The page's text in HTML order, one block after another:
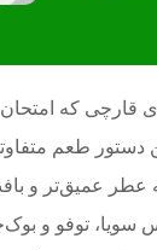
قارچی که امتحان
دستور طعم
عطر عمیق‌تر و
سویا، توفو و